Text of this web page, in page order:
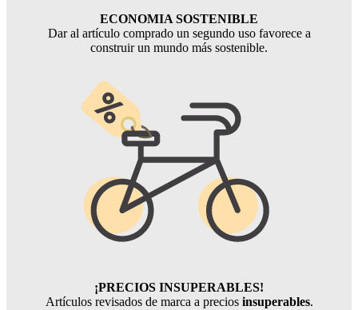
ECONOMIA SOSTENIBLE
Dar al artículo comprado un segundo uso favorece a
construir un mundo más sostenible.
¡PRECIOS INSUPERABLES!
Artículos revisados de marca a precios insuperables.